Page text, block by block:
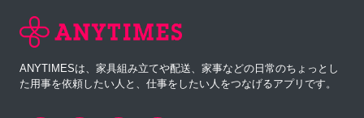
ANYTIMESは、家具組み立てや配送、家事などの日常のちょっとし
た用事を依頼したい人と、仕事をしたい人をつなげるアプリです。